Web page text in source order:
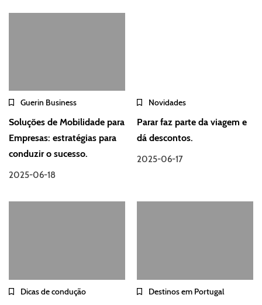
Guerin Business
Soluções de Mobilidade para
Empresas: estratégias para
conduzir o sucesso.
2025-06-18
Novidades
Parar faz parte da viagem e
dá descontos.
2025-06-17
Dicas de condução Destinos em Portugal